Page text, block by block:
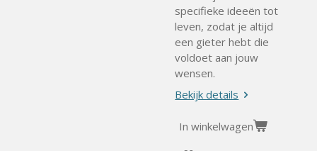
specifieke ideeën tot
leven, zodat je altijd
een gieter hebt die
voldoet aan jouw
wensen.
Bekijk details
In winkelwagen